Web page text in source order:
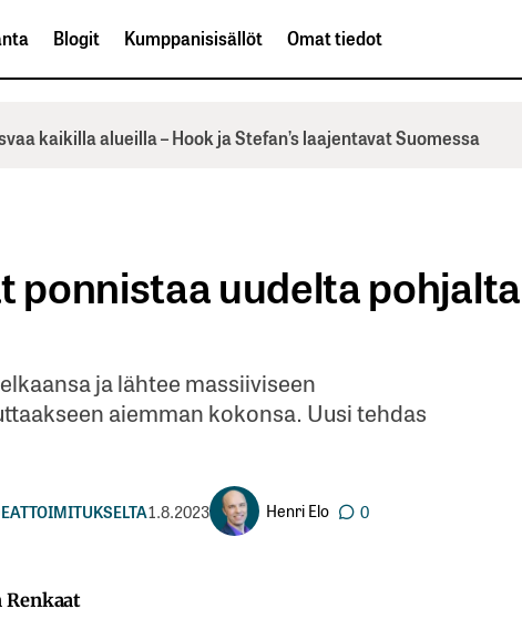
Blogit Kumppanisisällöt Omat tiedot
kaikilla alueilla – Hook ja Stefan’s laajentavat Suomessa
ponnistaa uudelta pohjalta
ja lähtee massiiviseen
aiemman kokonsa. Uusi tehdas
TOIMITUKSELTA1.8.2023 Henri Elo 0
Renkaat